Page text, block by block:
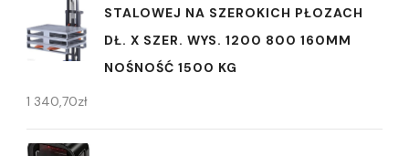
STALOWEJ NA SZEROKICH PŁOZACH
DŁ. X SZER. WYS. 1200 800 160MM
NOŚNOŚĆ 1500 KG
1 340,70zł